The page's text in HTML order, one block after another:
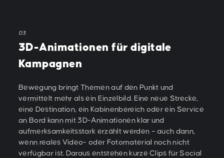
03
3D-Animationen für digitale
Kampagnen
Bewegung bringt Themen auf den Punkt und
vermittelt mehr als ein Einzelbild. Eine neue Strecke,
eine Destination, ein Kabinenbereich oder ein Service
an Bord kann mit 3D-Animationen klar und
aufmerksamkeitsstark erzählt werden – auch dann,
wenn reales Video- oder Fotomaterial noch nicht
verfügbar ist. Daraus entstehen kurze Clips für Social